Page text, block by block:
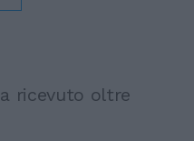
ricevuto oltre